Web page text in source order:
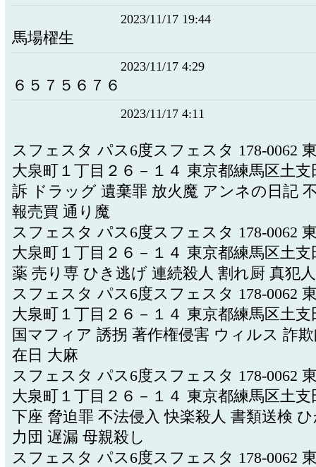
2023/11/17 19:44
馬場櫂生
2023/11/17 4:29
６５７５６７６
2023/11/17 4:11
スフェスタ パス6度スフェスタ 178-0062
大泉町１丁目２６－１４ 東京都練馬区土支
訴 ドラッグ 遺棄罪 放火魔 アンネの日記
報売買 通り魔
スフェスタ パス6度スフェスタ 178-0062
大泉町１丁目２６－１４ 東京都練馬区土支
薬 売り専 ひき逃げ 連続殺人 割れ厨 真犯
スフェスタ パス6度スフェスタ 178-0062
大泉町１丁目２６－１４ 東京都練馬区土支
国マフィア 誘拐 著作権侵害 ウィルス 詐
在日 大麻
スフェスタ パス6度スフェスタ 178-0062
大泉町１丁目２６－１４ 東京都練馬区土支
下座 脅迫罪 不法侵入 快楽殺人 書類送検
力団 遅漏 母親殺し
スフェスタ パス6度スフェスタ 178-0062